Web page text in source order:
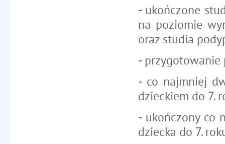
- ukończone
na poziomie
oraz studia
- przygotowanie
- co najmniej
dzieckiem do 7.
- ukończony co
dziecka do 7.